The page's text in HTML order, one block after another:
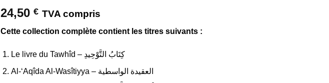
24,50 € TVA compris
Cette collection complète contient les titres suivants :
Le livre du Tawhîd – كِتَابُ التَّوْحِيدِ
Al-‘Aqîda Al-Wasîtiyya – العقيدة الواسطية